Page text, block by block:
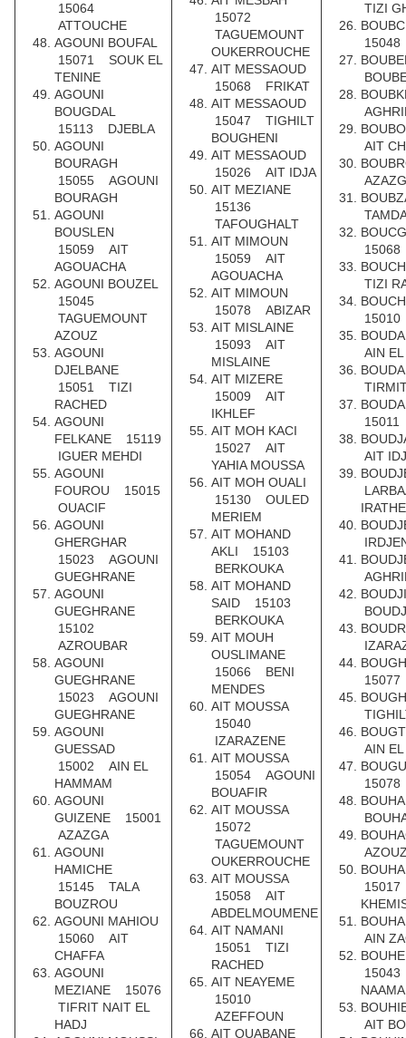
15064
ATTOUCHE
AGOUNI BOUFAL
15071 SOUK EL
TENINE
AGOUNI
BOUGDAL
15113 DJEBLA
AGOUNI
BOURAGH
15055 AGOUNI
BOURAGH
AGOUNI
BOUSLEN
15059 AIT
AGOUACHA
AGOUNI BOUZEL
15045
TAGUEMOUNT
AZOUZ
AGOUNI
DJELBANE
15051 TIZI
RACHED
AGOUNI
FELKANE 15119
IGUER MEHDI
AGOUNI
FOUROU 15015
OUACIF
AGOUNI
GHERGHAR
15023 AGOUNI
GUEGHRANE
AGOUNI
GUEGHRANE
15102
AZROUBAR
AGOUNI
GUEGHRANE
15023 AGOUNI
GUEGHRANE
AGOUNI
GUESSAD
15002 AIN EL
HAMMAM
AGOUNI
GUIZENE 15001
AZAZGA
AGOUNI
HAMICHE
15145 TALA
BOUZROU
AGOUNI MAHIOU
15060 AIT
CHAFFA
AGOUNI
MEZIANE 15076
TIFRIT NAIT EL
HADJ
15072
TAGUEMOUNT
OUKERROUCHE
AIT MESSAOUD
15068 FRIKAT
AIT MESSAOUD
15047 TIGHILT
BOUGHENI
AIT MESSAOUD
15026 AIT IDJA
AIT MEZIANE
15136
TAFOUGHALT
AIT MIMOUN
15059 AIT
AGOUACHA
AIT MIMOUN
15078 ABIZAR
AIT MISLAINE
15093 AIT
MISLAINE
AIT MIZERE
15009 AIT
IKHLEF
AIT MOH KACI
15027 AIT
YAHIA MOUSSA
AIT MOH OUALI
15130 OULED
MERIEM
AIT MOHAND
AKLI 15103
BERKOUKA
AIT MOHAND
SAID 15103
BERKOUKA
AIT MOUH
OUSLIMANE
15066 BENI
MENDES
AIT MOUSSA
15040
IZARAZENE
AIT MOUSSA
15054 AGOUNI
BOUAFIR
AIT MOUSSA
15072
TAGUEMOUNT
OUKERROUCHE
AIT MOUSSA
15058 AIT
ABDELMOUMENE
AIT NAMANI
15051 TIZI
RACHED
AIT NEAYEME
15010
AZEFFOUN
AIT OUABANE
TIZI
AIT
TIZI
AIN
AIT
AIN
AIN
AIT